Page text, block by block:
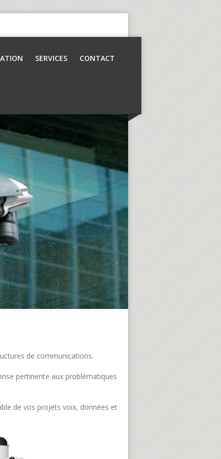
SERVICES CONTACT
de communications.
pertinente aux problématiques
de vos projets voix, données et